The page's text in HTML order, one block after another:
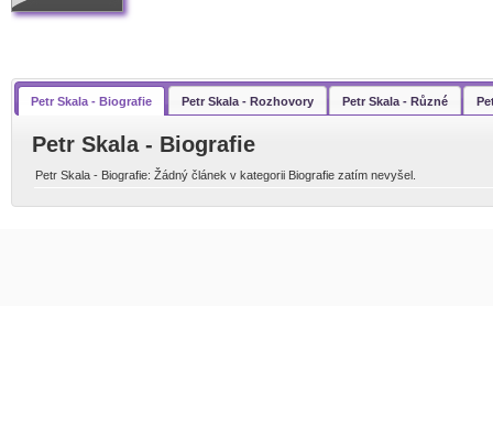
Petr Skala - Biografie Petr Skala - Rozhovory Petr Skala - Různé
Petr Skala - Biografie
Petr Skala - Biografie: Žádný článek v kategorii Biografie zatím nevyšel.